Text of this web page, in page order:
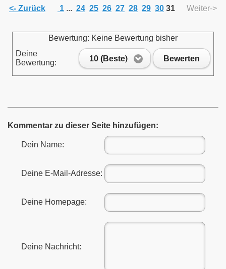
<- Zurück 1 ... 24 25 26 27 28 29 30 31 Weiter->
Bewertung: Keine Bewertung bisher
Deine
Bewertung:
10 (Beste) Bewerten
Kommentar zu dieser Seite hinzufügen:
Dein Name:
Deine E-Mail-Adresse:
Deine Homepage:
Deine Nachricht: